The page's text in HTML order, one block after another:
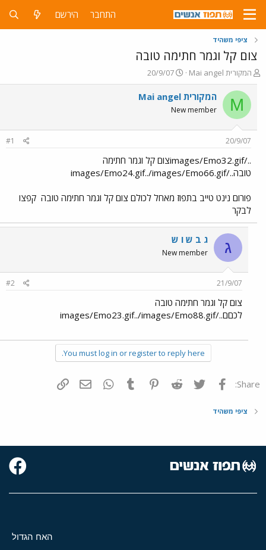
התחבר הירשם
ציפי משהיד
צום קל וגמר חתימה טובה
פ
ו
ת
ח
ה
ש
Mai angel המקורית
פ
ו
ר
ס
ם
ר
ך
20/9/07
M Mai angel המקורית
New member
20/9/07
#1
../images/Emo32.gifצום קל וגמר חתימה
טובה../images/Emo24.gif../images/Emo66.gif
פורום נינט טייב בתפוז מאחל לכולם צום קל וגמר חתימה טובה קפצו
לבקר
ג ג ב ש ו ש
New member
21/9/07
#2
צום קל וגמר חתימה טובה
לכםם../images/Emo23.gif../images/Emo88.gif
You must log in or register to reply here.
Share: פייסבוק Twitter
Reddit
Pinterest
Tumblr
WhatsAppדואר אלקטרוני
ציפי משהיד
האח הגדול